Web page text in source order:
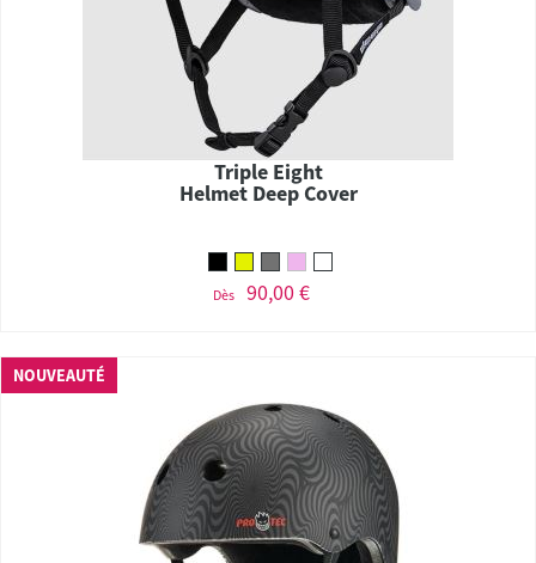
Triple Eight
Helmet Deep Cover
Dès 90,00 €
NOUVEAUTÉ